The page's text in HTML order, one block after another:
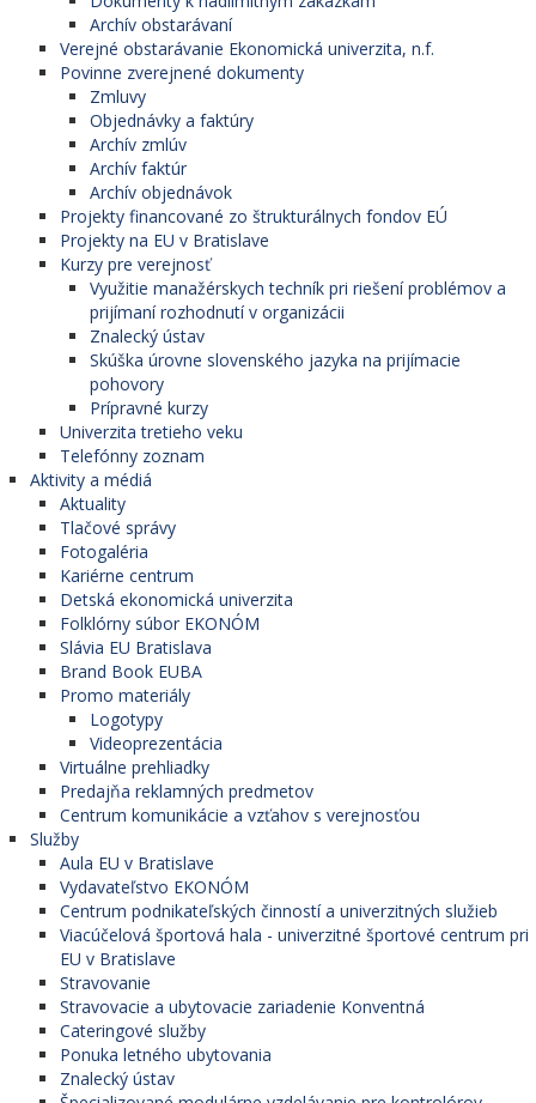
Archív obstarávaní
Verejné obstarávanie Ekonomická univerzita, n.f.
Povinne zverejnené dokumenty
Zmluvy
Objednávky a faktúry
Archív zmlúv
Archív faktúr
Archív objednávok
Projekty financované zo štrukturálnych fondov EÚ
Projekty na EU v Bratislave
Kurzy pre verejnosť
Využitie manažérskych techník pri riešení problémov a
prijímaní rozhodnutí v organizácii
Znalecký ústav
Skúška úrovne slovenského jazyka na prijímacie
pohovory
Prípravné kurzy
Univerzita tretieho veku
Telefónny zoznam
Aktivity a médiá
Aktuality
Tlačové správy
Fotogaléria
Kariérne centrum
Detská ekonomická univerzita
Folklórny súbor EKONÓM
Slávia EU Bratislava
Brand Book EUBA
Promo materiály
Logotypy
Videoprezentácia
Virtuálne prehliadky
Predajňa reklamných predmetov
Centrum komunikácie a vzťahov s verejnosťou
Služby
Aula EU v Bratislave
Vydavateľstvo EKONÓM
Centrum podnikateľských činností a univerzitných služieb
Viacúčelová športová hala - univerzitné športové centrum pri
EU v Bratislave
Stravovanie
Stravovacie a ubytovacie zariadenie Konventná
Cateringové služby
Ponuka letného ubytovania
Znalecký ústav